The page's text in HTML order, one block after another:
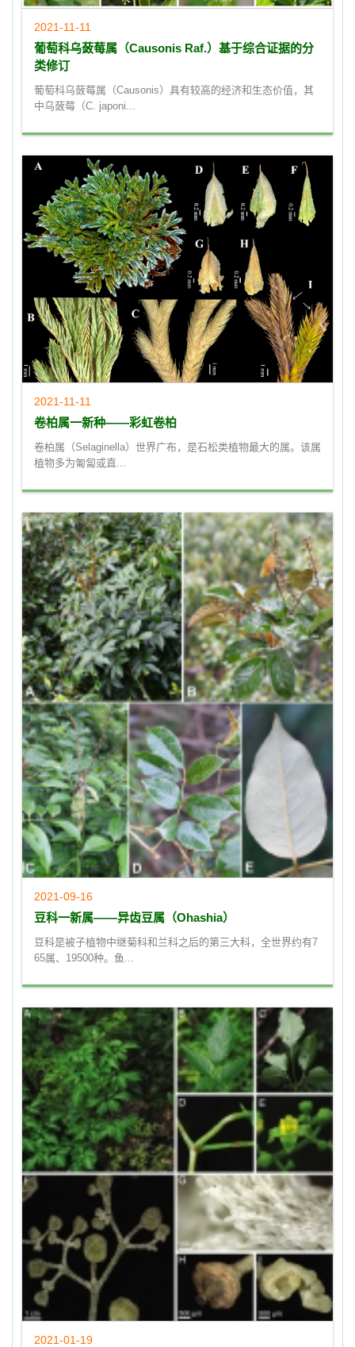
2021-11-11
葡萄科乌蔹莓属（Causonis Raf.）基于综合证据的分
类修订
葡萄科乌蔹莓属（Causonis）具有较高的经济和生态价值，其
中乌蔹莓（C. japoni...
2021-11-11
卷柏属一新种——彩虹卷柏
卷柏属（Selaginella）世界广布，是石松类植物最大的属。该属
植物多为匍匐或直...
2021-09-16
豆科一新属——异齿豆属（Ohashia）
豆科是被子植物中继菊科和兰科之后的第三大科，全世界约有7
65属、19500种。鱼...
2021-01-19